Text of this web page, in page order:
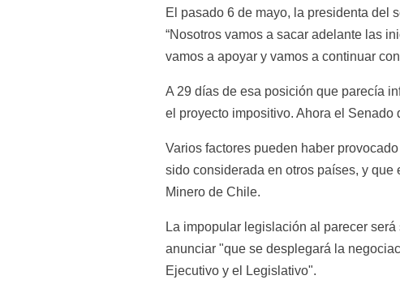
El pasado 6 de mayo, la presidenta del
“Nosotros vamos a sacar adelante las
vamos a apoyar y vamos a continuar
A 29 días de esa posición que parecía
el proyecto impositivo. Ahora el
Varios factores pueden haber
sido considerada en otros países, y
Minero de Chile.
La impopular legislación al parecer
anunciar "que se desplegará la
Ejecutivo y el Legislativo".